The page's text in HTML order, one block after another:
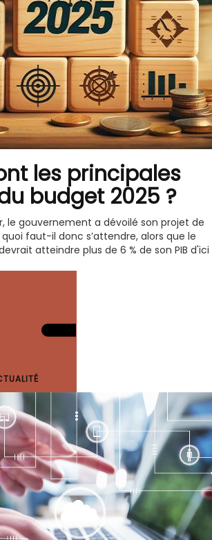
les principales
budget 2025 ?
le gouvernement a dévoilé son projet de
faut-il donc s’attendre, alors que le
atteindre plus de 6 % de son PIB d'ici